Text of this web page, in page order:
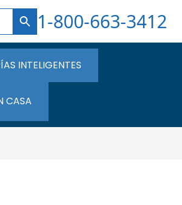
1-800-663-3412
INTELIGENTES
CASA